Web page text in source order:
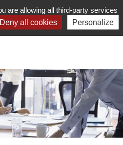
are allowing all third-party services
Deny all cookies Personalize